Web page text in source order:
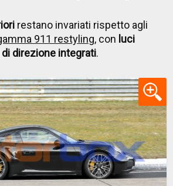
restano invariati rispetto agli
911 restyling, con luci
direzione integrati.